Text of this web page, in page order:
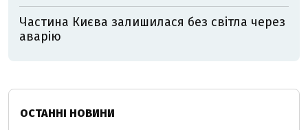
Частина Києва залишилася без світла через
аварію
ОСТАННІ НОВИНИ